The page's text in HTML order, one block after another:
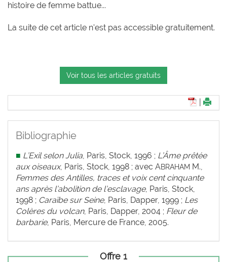
histoire de femme battue...
La suite de cet article n'est pas accessible gratuitement.
Voir tous les articles gratuits
Bibliographie
■ L’Exil selon Julia, Paris, Stock, 1996 ; L’Âme prêtée
aux oiseaux, Paris, Stock, 1998 ; avec ABRAHAM M.,
Femmes des Antilles, traces et voix cent cinquante
ans après l’abolition de l’esclavage, Paris, Stock,
1998 ; Caraïbe sur Seine, Paris, Dapper, 1999 ; Les
Colères du volcan, Paris, Dapper, 2004 ; Fleur de
barbarie, Paris, Mercure de France, 2005.
Offre 1